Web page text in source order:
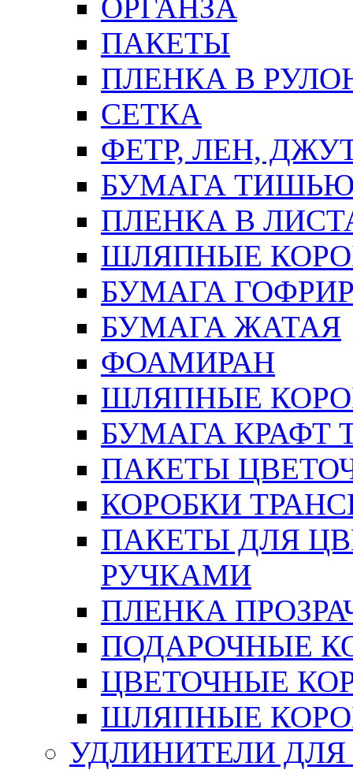
ОРГАНЗА
ПАКЕТЫ
ПЛЕНКА В
СЕТКА
ФЕТР, ЛЕН,
БУМАГА
ПЛЕНКА В
ШЛЯПНЫЕ
БУМАГА
БУМАГА ЖАТАЯ
ФОАМИРАН
ШЛЯПНЫЕ
БУМАГА КРАФТ
ПАКЕТЫ
КОРОБКИ
ПАКЕТЫ ДЛЯ
РУЧКАМИ
ПЛЕНКА
ПОДАРОЧНЫЕ
ЦВЕТОЧНЫЕ
ШЛЯПНЫЕ
УДЛИНИТЕЛИ